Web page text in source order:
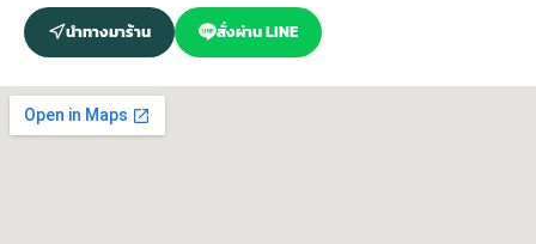
นำทางมาร้าน สั่งผ่าน LINE